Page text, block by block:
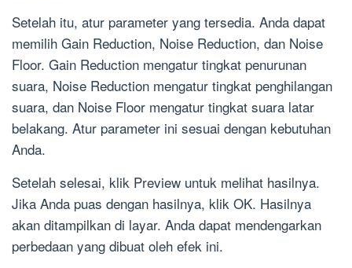
Setelah itu, atur parameter yang tersedia. Anda dapat
memilih Gain Reduction, Noise Reduction, dan Noise
Floor. Gain Reduction mengatur tingkat penurunan
suara, Noise Reduction mengatur tingkat penghilangan
suara, dan Noise Floor mengatur tingkat suara latar
belakang. Atur parameter ini sesuai dengan kebutuhan
Anda.
Setelah selesai, klik Preview untuk melihat hasilnya.
Jika Anda puas dengan hasilnya, klik OK. Hasilnya
akan ditampilkan di layar. Anda dapat mendengarkan
perbedaan yang dibuat oleh efek ini.